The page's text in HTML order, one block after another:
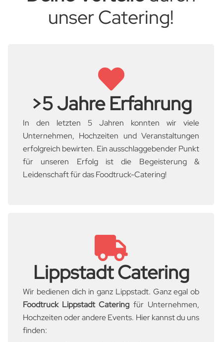
unser Catering!
>5 Jahre Erfahrung
In den letzten 5 Jahren konnten wir viele
Unternehmen, Hochzeiten und Veranstaltungen
erfolgreich bewirten. Ein ausschlaggebender Punkt
für unseren Erfolg ist die Begeisterung &
Leidenschaft für das Foodtruck-Catering!
Lippstadt Catering
Wir bedienen dich in ganz Lippstadt. Ganz egal ob
Foodtruck Lippstadt Catering für Unternehmen,
Hochzeiten oder andere Events. Hier kannst du uns
finden: